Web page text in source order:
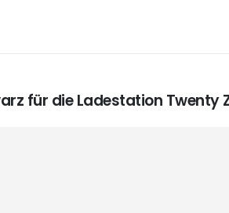
für die Ladestation Twenty